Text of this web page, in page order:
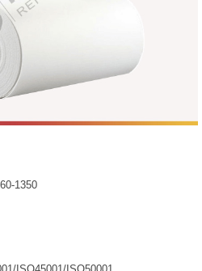
1350
ISO45001/ISO50001